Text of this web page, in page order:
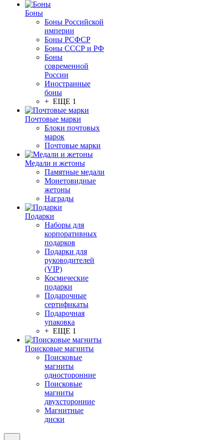
Боны
Боны Российской
империи
Боны РСФСР
Боны СССР и РФ
Боны
современной
России
Иностранные
боны
+ ЕЩЕ 1
Почтовые марки
Блоки почтовых
марок
Почтовые марки
Медали и жетоны
Памятные медали
Монетовидные
жетоны
Награды
Подарки
Наборы для
корпоративных
подарков
Подарки для
руководителей
(VIP)
Космические
подарки
Подарочные
сертификаты
Подарочная
упаковка
+ ЕЩЕ 1
Поисковые магниты
Поисковые
магниты
односторонние
Поисковые
магниты
двухсторонние
Магнитные
диски